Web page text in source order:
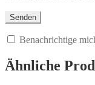
Benachrichtige
Ähnliche